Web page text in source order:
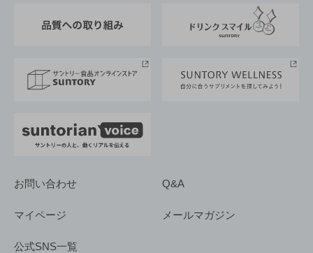
採用情報
お問い合わせ Q&A
マイページ メールマガジン
公式SNS一覧